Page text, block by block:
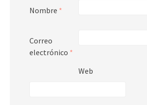
Nombre *
Correo
electrónico *
Web